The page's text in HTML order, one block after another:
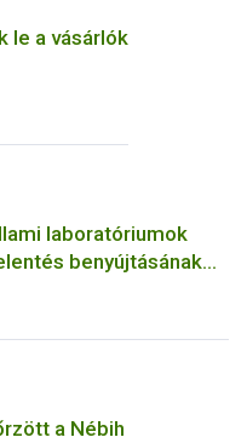
le a vásárlók
laboratóriumok
benyújtásának
a Nébih